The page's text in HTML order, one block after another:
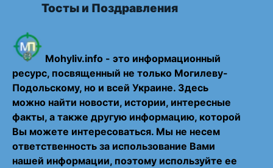
Тосты и Поздравления
Mohyliv.info - это информационный
ресурс, посвященный не только Могилеву-
Подольскому, но и всей Украине. Здесь
можно найти новости, истории, интересные
факты, а также другую информацию, которой
Вы можете интересоваться. Мы не несем
ответственность за использование Вами
нашей информации, поэтому используйте ее